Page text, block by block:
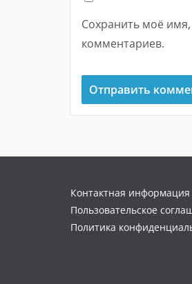
Сохранить моё
комментариев.
Контактная информация
Пользовательское
Политика